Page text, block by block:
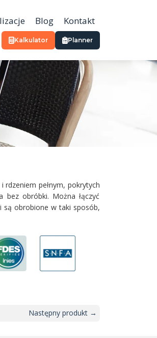
Blog Kontakt
Kalkulator Planner
rdzeniem pełnym, pokrytych
bez obróbki. Można łączyć
są obrobione w taki sposób,
Następny produkt →